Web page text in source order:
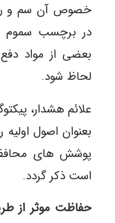
خصوص آن سم و
در برچسب سموم
بعضی از مواد دفع
لحاظ شود.
علائم هشدار،
بعنوان اصول
پوشش های
است ذکر گردد.
حفاظت موثر از